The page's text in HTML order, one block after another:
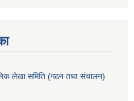
लेखा समिति (गठन तथा संचालन)